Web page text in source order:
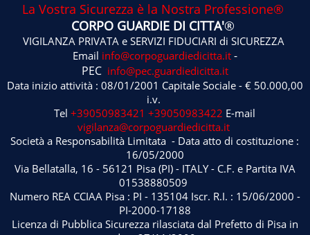
La Vostra Sicurezza è la Nostra Professione®
CORPO GUARDIE DI CITTA'®
VIGILANZA PRIVATA e SERVIZI FIDUCIARI di SICUREZZA
Email info@corpoguardiedicitta.it-
PEC info@pec.guardiedicitta.it
Data inizio attività : 08/01/2001 Capitale Sociale - € 50.000,00
i.v.
Tel+39050983421 +39050983422 E-mail
vigilanza@corpoguardiedicitta.it
Società a Responsabilità Limitata - Data atto di costituzione :
16/05/2000
Via Bellatalla, 16 - 56121 Pisa (PI) - ITALY - C.F. e Partita IVA
01538880509
Numero REA CCIAA Pisa : PI - 135104 Iscr. R.I. : 15/06/2000 -
PI-2000-17188
Licenza di Pubblica Sicurezza rilasciata dal Prefetto di Pisa in